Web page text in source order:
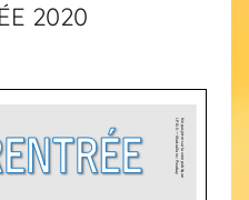
2020